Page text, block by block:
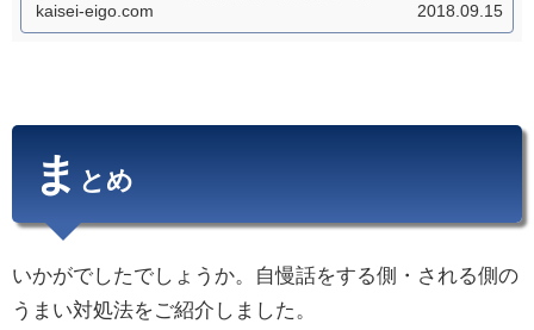
kaisei-eigo.com 2018.09.15
ま とめ
いかがでしたでしょうか。自慢話をする側・される側の
うまい対処法をご紹介しました。